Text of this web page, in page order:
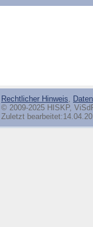
Rechtlicher Hinweis,
© 2009-2025 HISKP,
Zuletzt